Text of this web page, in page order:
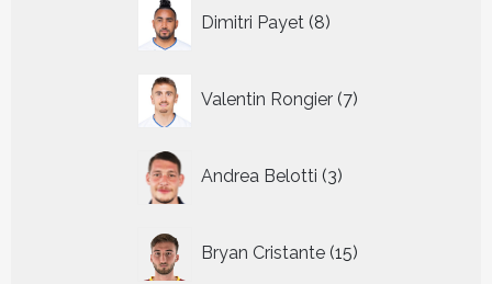
Dimitri Payet 8
producten
Valentin Rongier 7
producten
Andrea Belotti 3
producten
Bryan Cristante 15
producten